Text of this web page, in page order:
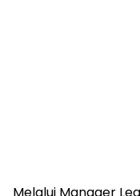
Melalui Manager